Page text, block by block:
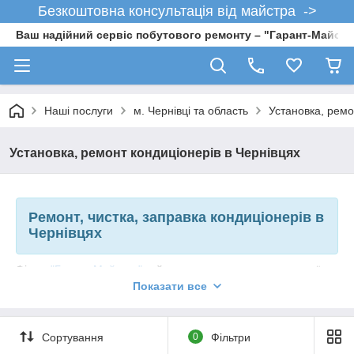
Безкоштовна консультація від майстра ->
Ваш надійний сервіс побутового ремонту – "Гарант-
Наші послуги м. Чернівці та область Установка,
Установка, ремонт кондиціонерів в Чернівцях
Ремонт, чистка, заправка кондиціонерів в
Чернівцях
Фірма "Гарант Майстер" займається ремонтом домашньої
побутової техніки, як ніхто розуміємо проблему з
графіка! Швидке, надійне, кваліфіковане, уважне і розумне -
ось деякі з тих слів, які найкраще описують нашу роботу.
Фахівці нашої ремонтної
Показати все
Сортування 0 Фільтри